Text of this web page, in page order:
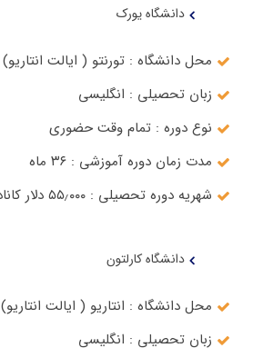
دانشگاه یورک
محل دانشگاه : تورنتو ( ایالت انتاریو)
زبان تحصیلی : انگلیسی
نوع دوره : تمام وقت حضوری
مدت زمان دوره آموزشی : ۳۶ ماه
شهریه دوره تحصیلی : ۵۵٫۰۰۰ دلار کانادا
دانشگاه کارلتون
محل دانشگاه : انتاریو ( ایالت انتاریو)
زبان تحصیلی : انگلیسی